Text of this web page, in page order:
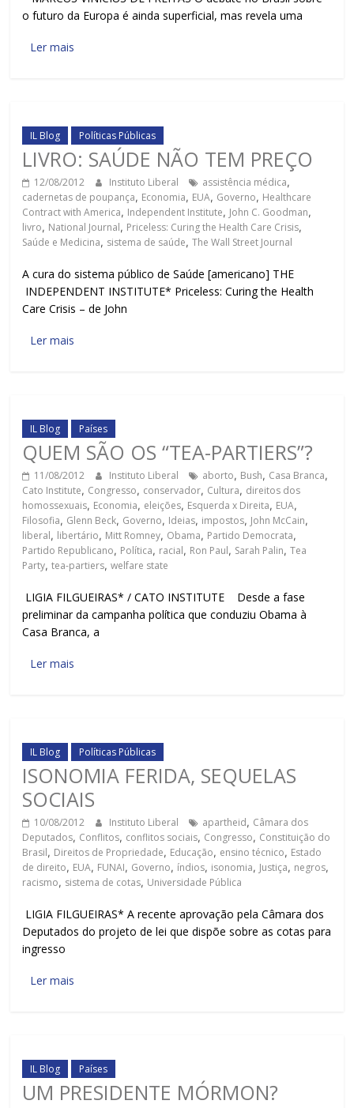
o futuro da Europa é ainda superficial, mas revela uma
Ler mais
IL Blog Políticas Públicas
LIVRO: SAÚDE NÃO TEM PREÇO
12/08/2012 Instituto Liberal assistência médica,
cadernetas de poupança, Economia, EUA, Governo, Healthcare
Contract with America, Independent Institute, John C. Goodman,
livro, National Journal, Priceless: Curing the Health Care Crisis,
Saúde e Medicina, sistema de saúde,The Wall Street Journal
A cura do sistema público de Saúde [americano] THE
INDEPENDENT INSTITUTE* Priceless: Curing the Health
Care Crisis – de John
Ler mais
IL Blog Países
QUEM SÃO OS “TEA-PARTIERS”?
11/08/2012 Instituto Liberal aborto, Bush, Casa Branca,
Cato Institute, Congresso, conservador, Cultura, direitos dos
homossexuais, Economia, eleições, Esquerda x Direita, EUA,
Filosofia, Glenn Beck, Governo, Ideias, impostos, John McCain,
liberal, libertário, Mitt Romney, Obama, Partido Democrata,
Partido Republicano, Política, racial, Ron Paul, Sarah Palin,Tea
Party,tea-partiers,welfare state
LIGIA FILGUEIRAS* / CATO INSTITUTE Desde a fase
preliminar da campanha política que conduziu Obama à
Casa Branca, a
Ler mais
IL Blog Políticas Públicas
ISONOMIA FERIDA, SEQUELAS
SOCIAIS
10/08/2012 Instituto Liberal apartheid, Câmara dos
Deputados, Conflitos, conflitos sociais, Congresso, Constituição do
Brasil, Direitos de Propriedade, Educação, ensino técnico, Estado
de direito, EUA, FUNAI, Governo, índios, isonomia, Justiça, negros,
racismo, sistema de cotas, Universidade Pública
LIGIA FILGUEIRAS* A recente aprovação pela Câmara dos
Deputados do projeto de lei que dispõe sobre as cotas para
ingresso
Ler mais
IL Blog Países
UM PRESIDENTE MÓRMON?